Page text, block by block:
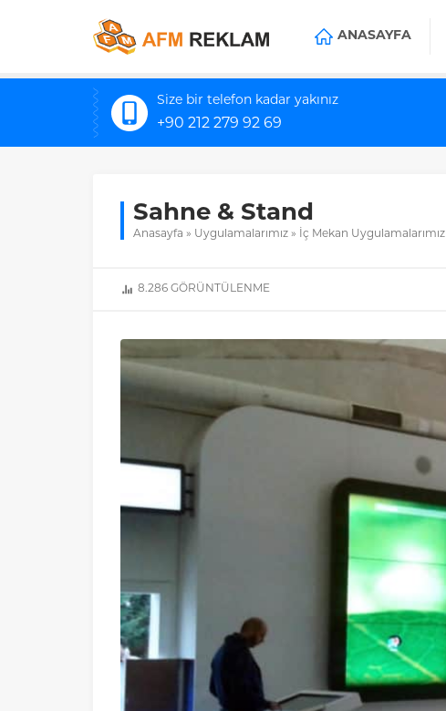
ANASAYFA
Size bir telefon kadar yakınız
+90 212 279 92 69
Sahne & Stand
Anasayfa » Uygulamalarımız » İç Mekan Uygulamalarımız
8.286 GÖRÜNTÜLENME